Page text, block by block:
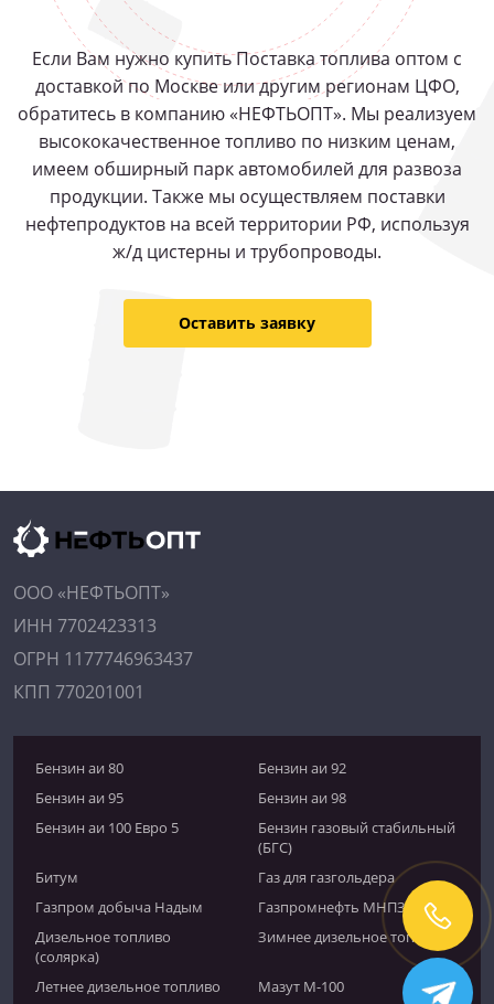
Если Вам нужно купить Поставка топлива оптом с
доставкой по Москве или другим регионам ЦФО,
обратитесь в компанию «НЕФТЬОПТ». Мы реализуем
высококачественное топливо по низким ценам,
имеем обширный парк автомобилей для развоза
продукции. Также мы осуществляем поставки
нефтепродуктов на всей территории РФ, используя
ж/д цистерны и трубопроводы.
Оставить заявку
ООО «НЕФТЬОПТ»
ИНН 7702423313
ОГРН 1177746963437
КПП 770201001
Бензин аи 80
Бензин аи 92
Бензин аи 95
Бензин аи 98
Бензин аи 100 Евро 5
Бензин газовый стабильный
(БГС)
Битум
Газ для газгольдера
Газпром добыча Надым
Газпромнефть МНПЗ
Дизельное топливо
(солярка)
Зимнее дизельное топливо
Летнее дизельное топливо Мазут М-100